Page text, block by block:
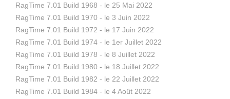
RagTime 7.01 Build 1968 - le 25 Mai 2022
RagTime 7.01 Build 1970 - le 3 Juin 2022
RagTime 7.01 Build 1972 - le 17 Juin 2022
RagTime 7.01 Build 1974 - le 1er Juillet 2022
RagTime 7.01 Build 1978 - le 8 Juillet 2022
RagTime 7.01 Build 1980 - le 18 Juillet 2022
RagTime 7.01 Build 1982 - le 22 Juillet 2022
RagTime 7.01 Build 1984 - le 4 Août 2022